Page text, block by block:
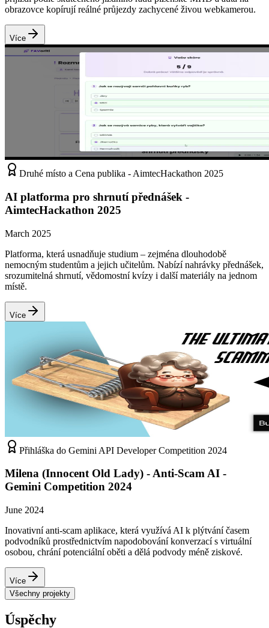
obrazovce kopírují reálné průjezdy zachycené živou webkamerou.
Více
Druhé místo a Cena publika - AimtecHackathon 2025
AI platforma pro shrnutí přednášek -
AimtecHackathon 2025
March 2025
Platforma, která usnadňuje studium – zejména dlouhodobě
nemocným studentům a jejich učitelům. Nabízí nahrávky přednášek,
srozumitelná shrnutí, vědomostní kvízy i další materiály na jednom
místě.
Více
Přihláška do Gemini API Developer Competition 2024
Milena (Innocent Old Lady) - Anti-Scam AI -
Gemini Competition 2024
June 2024
Inovativní anti-scam aplikace, která využívá AI k plýtvání časem
podvodníků prostřednictvím napodobování konverzací s virtuální
osobou, chrání potenciální oběti a dělá podvody méně ziskové.
Více
Všechny projekty
Úspěchy